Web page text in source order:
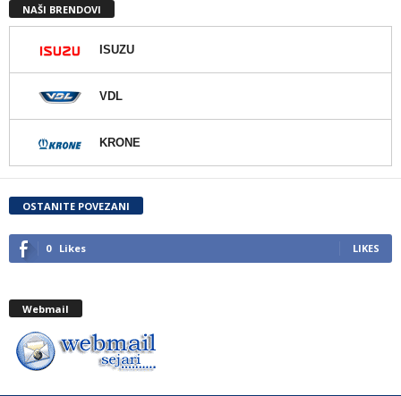
NAŠI BRENDOVI
ISUZU
VDL
KRONE
OSTANITE POVEZANI
0 Likes LIKES
Webmail